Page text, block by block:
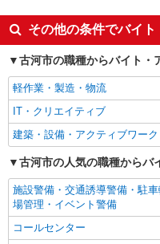
同じ特徴から石下駅の求人
入社日応相談
履歴書不要
職場見学OKまたは説明会あり
経験者・有資格者歓迎
新卒・第二新卒歓迎
主婦・主夫歓迎
学歴不問
ミドル（40代～）活躍中
日払い
その他の条件でバイ
古河市の職種からバイト・
軽作業・製造・物流
IT・クリエイティブ
建築・設備・アクティブワーク
古河市の人気の職種からバ
施設警備・交通誘導警備・駐
場管理・イベント警備
コールセンター